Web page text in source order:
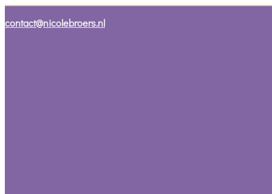
contact@nicolebroers.nl